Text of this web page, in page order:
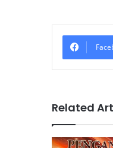
Related